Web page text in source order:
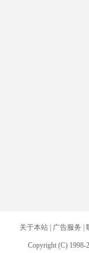
关于本站| 广告服务
Copyright (C) 1998-